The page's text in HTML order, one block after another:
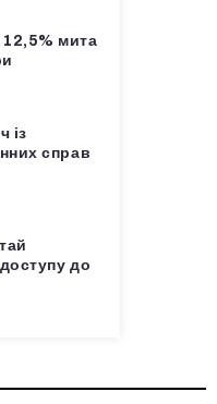
мита
із
справ
до